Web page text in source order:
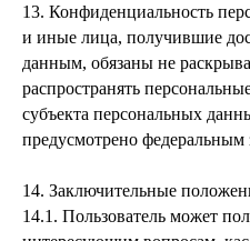
13. Конфиденциальность
и иные лица, получившие
данным, обязаны не
распространять
субъекта персональных
предусмотрено федеральным
14. Заключительные
14.1. Пользователь может